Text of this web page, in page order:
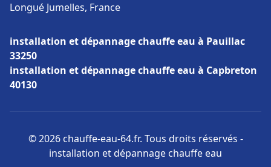
Longué Jumelles, France
installation et dépannage chauffe eau à Pauillac
33250
installation et dépannage chauffe eau à Capbreton
40130
© 2026 chauffe-eau-64.fr. Tous droits réservés -
installation et dépannage chauffe eau